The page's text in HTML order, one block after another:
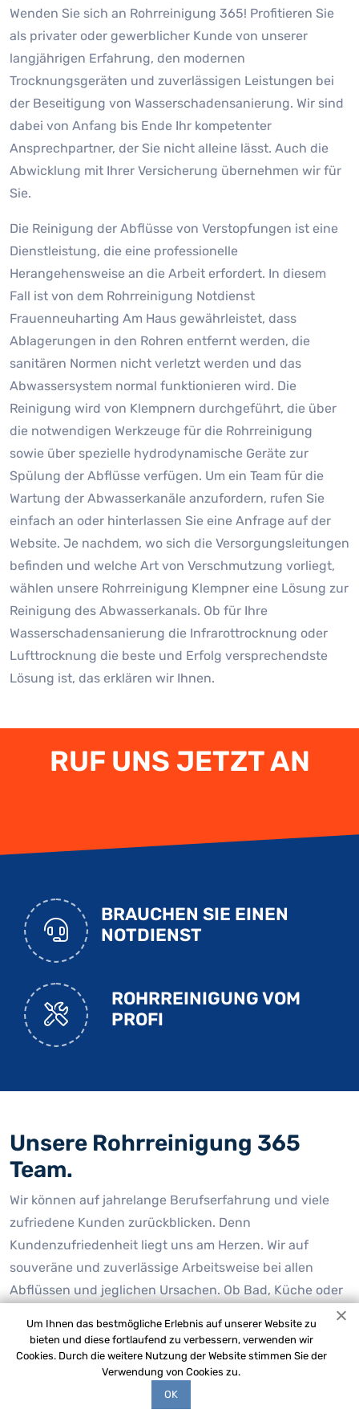
Wenden Sie sich an Rohrreinigung 365! Profitieren Sie
als privater oder gewerblicher Kunde von unserer
langjährigen Erfahrung, den modernen
Trocknungsgeräten und zuverlässigen Leistungen bei
der Beseitigung von Wasserschadensanierung. Wir sind
dabei von Anfang bis Ende Ihr kompetenter
Ansprechpartner, der Sie nicht alleine lässt. Auch die
Abwicklung mit Ihrer Versicherung übernehmen wir für
Sie.
Die Reinigung der Abflüsse von Verstopfungen ist eine
Dienstleistung, die eine professionelle
Herangehensweise an die Arbeit erfordert. In diesem
Fall ist von dem Rohrreinigung Notdienst
Frauenneuharting Am Haus gewährleistet, dass
Ablagerungen in den Rohren entfernt werden, die
sanitären Normen nicht verletzt werden und das
Abwassersystem normal funktionieren wird. Die
Reinigung wird von Klempnern durchgeführt, die über
die notwendigen Werkzeuge für die Rohrreinigung
sowie über spezielle hydrodynamische Geräte zur
Spülung der Abflüsse verfügen. Um ein Team für die
Wartung der Abwasserkanäle anzufordern, rufen Sie
einfach an oder hinterlassen Sie eine Anfrage auf der
Website. Je nachdem, wo sich die Versorgungsleitungen
befinden und welche Art von Verschmutzung vorliegt,
wählen unsere Rohrreinigung Klempner eine Lösung zur
Reinigung des Abwasserkanals. Ob für Ihre
Wasserschadensanierung die Infrarottrocknung oder
Lufttrocknung die beste und Erfolg versprechendste
Lösung ist, das erklären wir Ihnen.
RUF UNS JETZT AN
BRAUCHEN SIE EINEN
NOTDIENST
ROHRREINIGUNG VOM
PROFI
Unsere Rohrreinigung 365
Team.
Wir können auf jahrelange Berufserfahrung und viele
zufriedene Kunden zurückblicken. Denn
Kundenzufriedenheit liegt uns am Herzen. Wir auf
souveräne und zuverlässige Arbeitsweise bei allen
Abflüssen und jeglichen Ursachen. Ob Bad, Küche oder
saubere Rohreinigungen durch. Dazu setzten wir auf
moderne Technik, zuverlässige Ausrüstung und
natürlich eine fachmännische Arbeitsweise – ohne
Um Ihnen das bestmögliche Erlebnis auf unserer Website zu
bieten und diese fortlaufend zu verbessern, verwenden wir
Cookies. Durch die weitere Nutzung der Website stimmen Sie der
Verwendung von Cookies zu.
OK